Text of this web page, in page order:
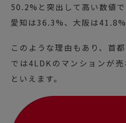
50.2%と突出して高い数値で
愛知は36.3%、大阪は41.8%
このような理由もあり、首
では4LDKのマンションが
といえます。